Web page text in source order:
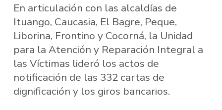
En articulación con las alcaldías de
Ituango, Caucasia, El Bagre, Peque,
Liborina, Frontino y Cocorná, la Unidad
para la Atención y Reparación Integral a
las Víctimas lideró los actos de
notificación de las 332 cartas de
dignificación y los giros bancarios.